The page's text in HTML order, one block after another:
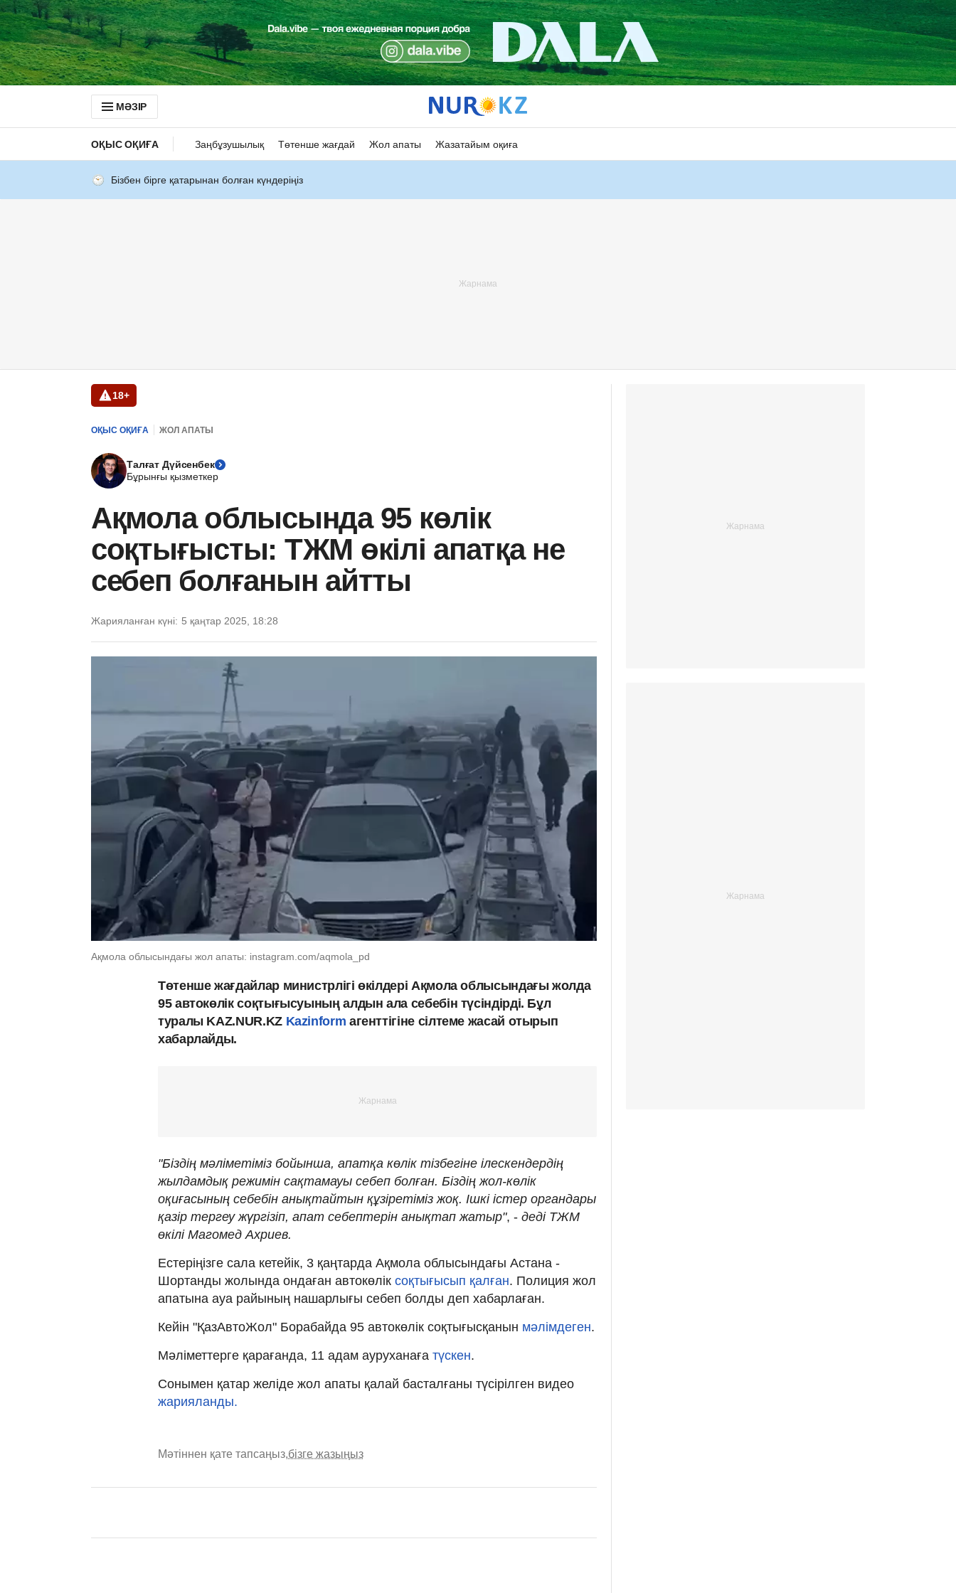
МӘЗІР
ОҚЫС ОҚИҒА Заңбұзушылық Төтенше жағдай Жол апаты Жазатайым оқиға
Бізбен бірге қатарынан болған күндеріңіз
18+
ОҚЫС ОҚИҒА ЖОЛ АПАТЫ
Талғат Дүйсенбек
Бұрынғы қызметкер
Ақмола облысында 95 көлік
соқтығысты: ТЖМ өкілі апатқа не
себеп болғанын айтты
Жарияланған күні: 5 қаңтар 2025, 18:28
Ақмола облысындағы жол апаты: instagram.com/aqmola_pd
Төтенше жағдайлар министрлігі өкілдері Ақмола облысындағы жолда
95 автокөлік соқтығысуының алдын ала себебін түсіндірді. Бұл
туралы KAZ.NUR.KZ Kazinform агенттігіне сілтеме жасай отырып
хабарлайды.
"Біздің мәліметіміз бойынша, апатқа көлік тізбегіне ілескендердің
жылдамдық режимін сақтамауы себеп болған. Біздің жол-көлік
оқиғасының себебін анықтайтын құзіретіміз жоқ. Ішкі істер органдары
қазір тергеу жүргізіп, апат себептерін анықтап жатыр", - деді ТЖМ
өкілі Магомед Ахриев.
Естеріңізге сала кетейік, 3 қаңтарда Ақмола облысындағы Астана -
Шортанды жолында ондаған автокөлік соқтығысып қалған. Полиция жол
апатына ауа райының нашарлығы себеп болды деп хабарлаған.
Кейін "ҚазАвтоЖол" Борабайда 95 автокөлік соқтығысқанын мәлімдеген.
Мәліметтерге қарағанда, 11 адам ауруханаға түскен.
Сонымен қатар желіде жол апаты қалай басталғаны түсірілген видео
жарияланды.
Мәтіннен қате тапсаңыз,бізге жазыңыз